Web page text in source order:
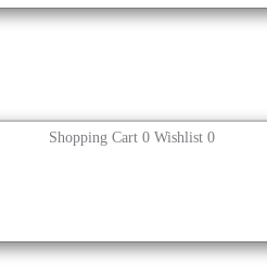
Shopping Cart 0 Wishlist 0